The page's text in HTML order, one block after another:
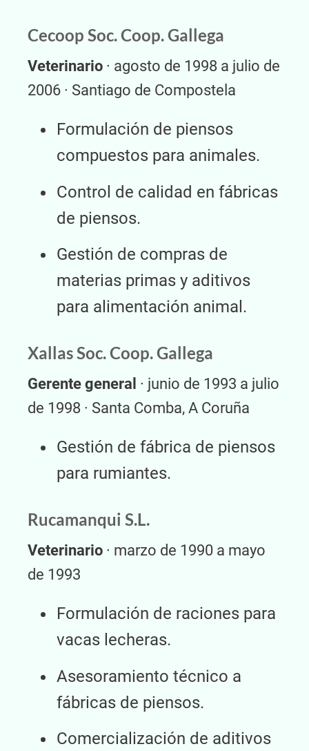
Cecoop Soc. Coop. Gallega
Veterinario · agosto de 1998 a julio de
2006 · Santiago de Compostela
Formulación de piensos
compuestos para animales.
Control de calidad en fábricas
de piensos.
Gestión de compras de
materias primas y aditivos
para alimentación animal.
Xallas Soc. Coop. Gallega
Gerente general · junio de 1993 a julio
de 1998 · Santa Comba, A Coruña
Gestión de fábrica de piensos
para rumiantes.
Rucamanqui S.L.
Veterinario · marzo de 1990 a mayo
de 1993
Formulación de raciones para
vacas lecheras.
Asesoramiento técnico a
fábricas de piensos.
Comercialización de aditivos